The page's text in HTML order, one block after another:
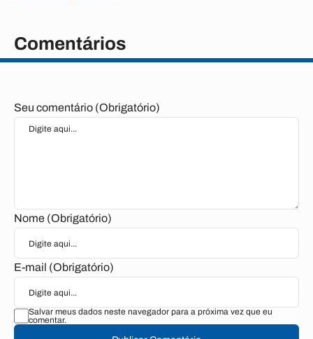
Comentários
Seu comentário (Obrigatório)
Nome (Obrigatório)
E-mail (Obrigatório)
Salvar meus dados neste navegador para a próxima vez que eu
comentar.